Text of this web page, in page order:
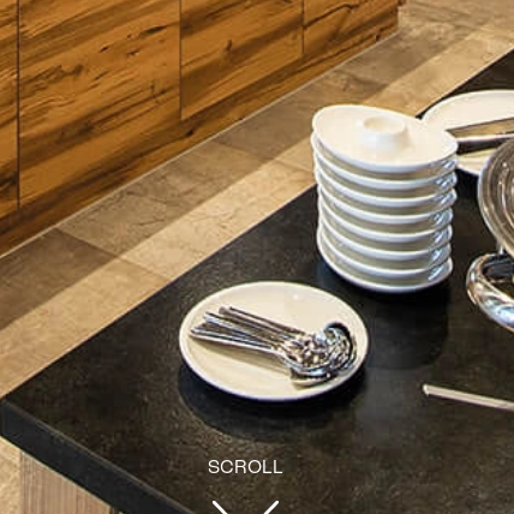
SCROLL